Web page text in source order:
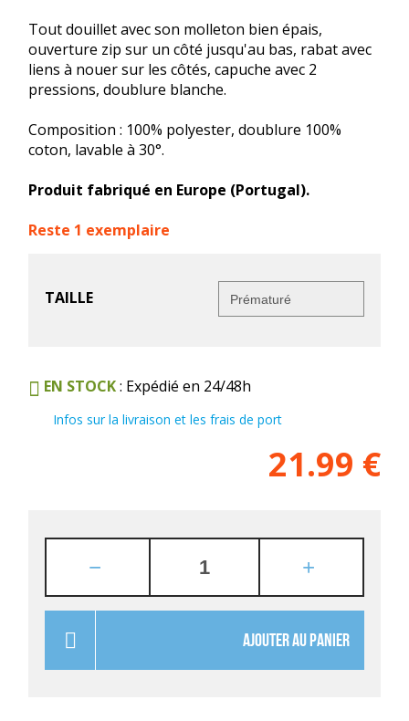
Tout douillet avec son molleton bien épais,
ouverture zip sur un côté jusqu'au bas, rabat avec
liens à nouer sur les côtés, capuche avec 2
pressions, doublure blanche.
Composition : 100% polyester, doublure 100%
coton, lavable à 30°.
Produit fabriqué en Europe (Portugal).
Reste 1 exemplaire
TAILLE
EN STOCK: Expédié en 24/48h
Infos sur la livraison et les frais de port
21.99 €
AJOUTER AU PANIER